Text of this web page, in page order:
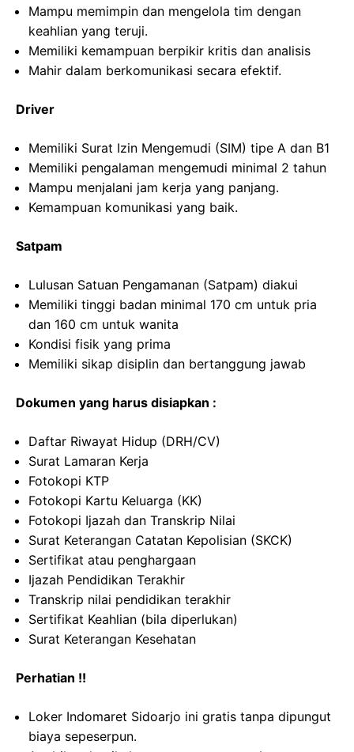
Mampu memimpin dan mengelola tim dengan
keahlian yang teruji.
Memiliki kemampuan berpikir kritis dan analisis
Mahir dalam berkomunikasi secara efektif.
Driver
Memiliki Surat Izin Mengemudi (SIM) tipe A dan B1
Memiliki pengalaman mengemudi minimal 2 tahun
Mampu menjalani jam kerja yang panjang.
Kemampuan komunikasi yang baik.
Satpam
Lulusan Satuan Pengamanan (Satpam) diakui
Memiliki tinggi badan minimal 170 cm untuk pria
dan 160 cm untuk wanita
Kondisi fisik yang prima
Memiliki sikap disiplin dan bertanggung jawab
Dokumen yang harus disiapkan :
Daftar Riwayat Hidup (DRH/CV)
Surat Lamaran Kerja
Fotokopi KTP
Fotokopi Kartu Keluarga (KK)
Fotokopi Ijazah dan Transkrip Nilai
Surat Keterangan Catatan Kepolisian (SKCK)
Sertifikat atau penghargaan
Ijazah Pendidikan Terakhir
Transkrip nilai pendidikan terakhir
Sertifikat Keahlian (bila diperlukan)
Surat Keterangan Kesehatan
Perhatian !!
Loker Indomaret Sidoarjo ini gratis tanpa dipungut
biaya sepeserpun.